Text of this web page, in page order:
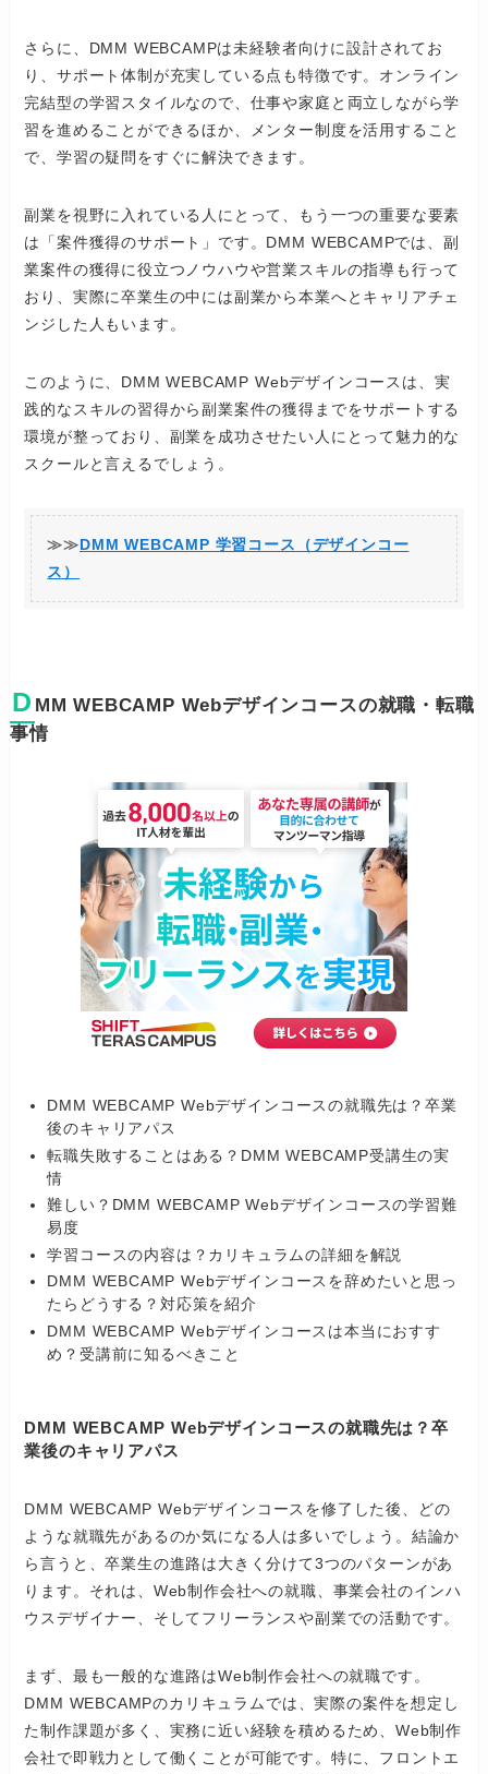
さらに、DMM WEBCAMPは未経験者向けに設計されてお
り、サポート体制が充実している点も特徴です。オンライン
完結型の学習スタイルなので、仕事や家庭と両立しながら学
習を進めることができるほか、メンター制度を活用すること
で、学習の疑問をすぐに解決できます。
副業を視野に入れている人にとって、もう一つの重要な要素
は「案件獲得のサポート」です。DMM WEBCAMPでは、副
業案件の獲得に役立つノウハウや営業スキルの指導も行って
おり、実際に卒業生の中には副業から本業へとキャリアチェ
ンジした人もいます。
このように、DMM WEBCAMP Webデザインコースは、実
践的なスキルの習得から副業案件の獲得までをサポートする
環境が整っており、副業を成功させたい人にとって魅力的な
スクールと言えるでしょう。
≫≫DMM WEBCAMP 学習コース（デザインコー
ス）
D MM WEBCAMP Webデザインコースの就職・転職
事情
DMM WEBCAMP Webデザインコースの就職先は？卒業
後のキャリアパス
転職失敗することはある？DMM WEBCAMP受講生の実
情
難しい？DMM WEBCAMP Webデザインコースの学習難
易度
学習コースの内容は？カリキュラムの詳細を解説
DMM WEBCAMP Webデザインコースを辞めたいと思っ
たらどうする？対応策を紹介
DMM WEBCAMP Webデザインコースは本当におすす
め？受講前に知るべきこと
DMM WEBCAMP Webデザインコースの就職先は？卒
業後のキャリアパス
DMM WEBCAMP Webデザインコースを修了した後、どの
ような就職先があるのか気になる人は多いでしょう。結論か
ら言うと、卒業生の進路は大きく分けて3つのパターンがあ
ります。それは、Web制作会社への就職、事業会社のインハ
ウスデザイナー、そしてフリーランスや副業での活動です。
まず、最も一般的な進路はWeb制作会社への就職です。
DMM WEBCAMPのカリキュラムでは、実際の案件を想定し
た制作課題が多く、実務に近い経験を積めるため、Web制作
会社で即戦力として働くことが可能です。特に、フロントエ